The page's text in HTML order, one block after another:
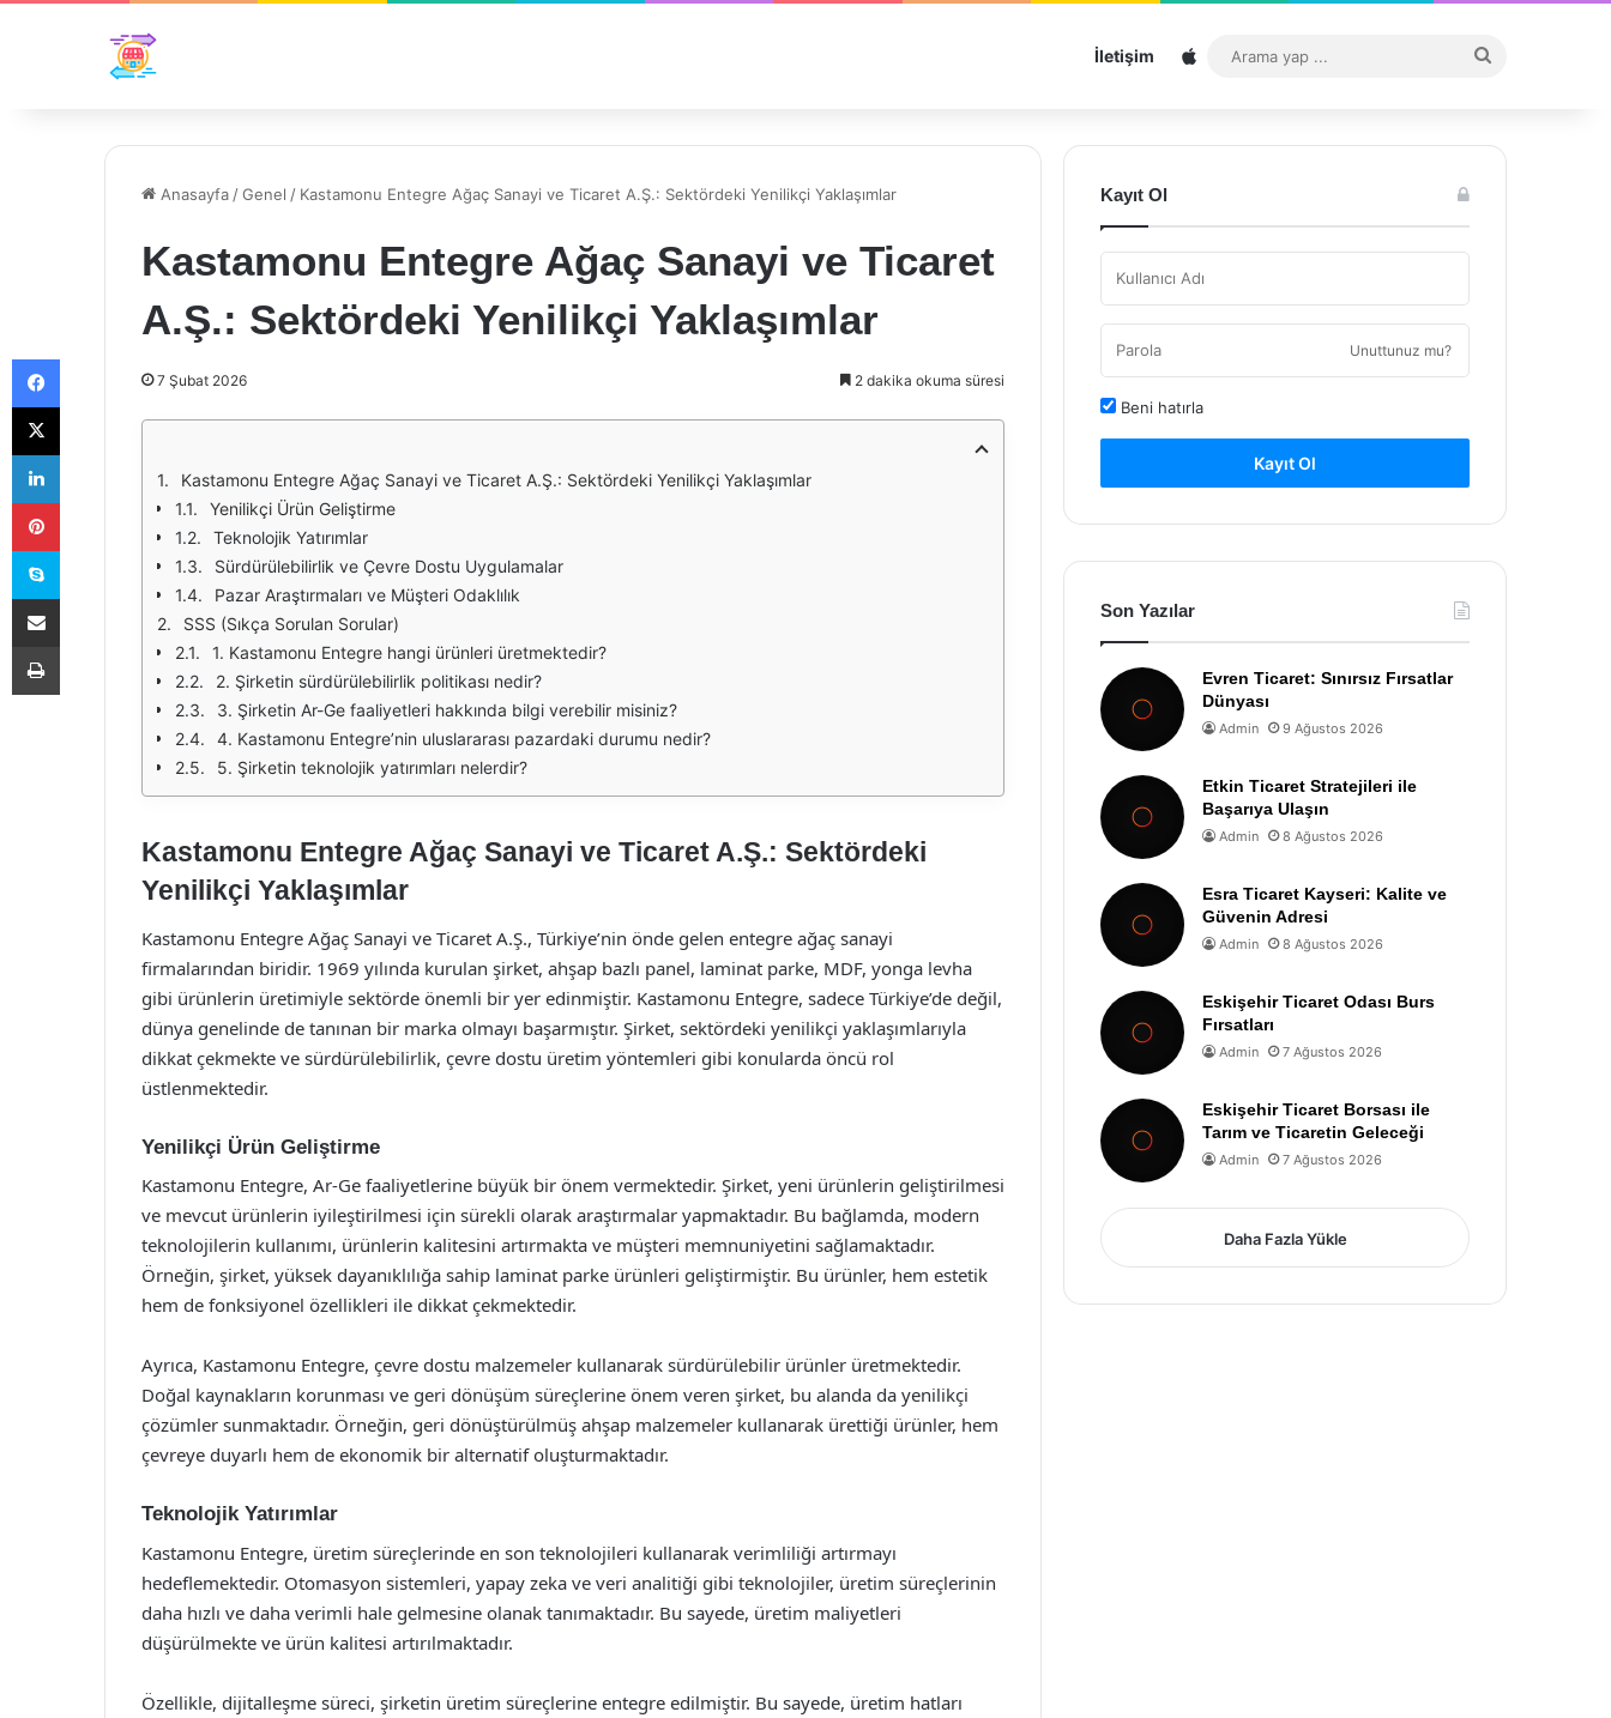
İletişim Sitemap
...
Anasayfa /Genel / Kastamonu Entegre Ağaç Sanayi ve Ticaret A.Ş.: Sektördeki Yenilikçi Yaklaşımlar
Kastamonu Entegre Ağaç Sanayi ve Ticaret
A.Ş.: Sektördeki Yenilikçi Yaklaşımlar
7 Şubat 2026 2 dakika okuma süresi
Kastamonu Entegre Ağaç Sanayi ve Ticaret A.Ş.: Sektördeki Yenilikçi Yaklaşımlar
Yenilikçi Ürün Geliştirme
Teknolojik Yatırımlar
Sürdürülebilirlik ve Çevre Dostu Uygulamalar
Pazar Araştırmaları ve Müşteri Odaklılık
SSS (Sıkça Sorulan Sorular)
1. Kastamonu Entegre hangi ürünleri üretmektedir?
2. Şirketin sürdürülebilirlik politikası nedir?
3. Şirketin Ar-Ge faaliyetleri hakkında bilgi verebilir misiniz?
4. Kastamonu Entegre’nin uluslararası pazardaki durumu nedir?
5. Şirketin teknolojik yatırımları nelerdir?
Kastamonu Entegre Ağaç Sanayi ve Ticaret A.Ş.: Sektördeki
Yenilikçi Yaklaşımlar
Kastamonu Entegre Ağaç Sanayi ve Ticaret A.Ş., Türkiye’nin önde gelen entegre ağaç sanayi
firmalarından biridir. 1969 yılında kurulan şirket, ahşap bazlı panel, laminat parke, MDF, yonga levha
gibi ürünlerin üretimiyle sektörde önemli bir yer edinmiştir. Kastamonu Entegre, sadece Türkiye’de değil,
dünya genelinde de tanınan bir marka olmayı başarmıştır. Şirket, sektördeki yenilikçi yaklaşımlarıyla
dikkat çekmekte ve sürdürülebilirlik, çevre dostu üretim yöntemleri gibi konularda öncü rol
üstlenmektedir.
Yenilikçi Ürün Geliştirme
Kastamonu Entegre, Ar-Ge faaliyetlerine büyük bir önem vermektedir. Şirket, yeni ürünlerin geliştirilmesi
ve mevcut ürünlerin iyileştirilmesi için sürekli olarak araştırmalar yapmaktadır. Bu bağlamda, modern
teknolojilerin kullanımı, ürünlerin kalitesini artırmakta ve müşteri memnuniyetini sağlamaktadır.
Örneğin, şirket, yüksek dayanıklılığa sahip laminat parke ürünleri geliştirmiştir. Bu ürünler, hem estetik
hem de fonksiyonel özellikleri ile dikkat çekmektedir.
Ayrıca, Kastamonu Entegre, çevre dostu malzemeler kullanarak sürdürülebilir ürünler üretmektedir.
Doğal kaynakların korunması ve geri dönüşüm süreçlerine önem veren şirket, bu alanda da yenilikçi
çözümler sunmaktadır. Örneğin, geri dönüştürülmüş ahşap malzemeler kullanarak ürettiği ürünler, hem
çevreye duyarlı hem de ekonomik bir alternatif oluşturmaktadır.
Teknolojik Yatırımlar
Kastamonu Entegre, üretim süreçlerinde en son teknolojileri kullanarak verimliliği artırmayı
hedeflemektedir. Otomasyon sistemleri, yapay zeka ve veri analitiği gibi teknolojiler, üretim süreçlerinin
daha hızlı ve daha verimli hale gelmesine olanak tanımaktadır. Bu sayede, üretim maliyetleri
düşürülmekte ve ürün kalitesi artırılmaktadır.
Özellikle, dijitalleşme süreci, şirketin üretim süreçlerine entegre edilmiştir. Bu sayede, üretim hatları
Kayıt Ol
Unuttunuz mu?
Beni hatırla
Kayıt Ol
Son Yazılar
Evren Ticaret: Sınırsız Fırsatlar
Dünyası
Admin 9 Ağustos 2026
Etkin Ticaret Stratejileri ile
Başarıya Ulaşın
Admin 8 Ağustos 2026
Esra Ticaret Kayseri: Kalite ve
Güvenin Adresi
Admin 8 Ağustos 2026
Eskişehir Ticaret Odası Burs
Fırsatları
Admin 7 Ağustos 2026
Eskişehir Ticaret Borsası ile
Tarım ve Ticaretin Geleceği
Admin 7 Ağustos 2026
Daha Fazla Yükle
Facebook
X
LinkedIn
Pinterest
Skype
E-Posta ile paylaş